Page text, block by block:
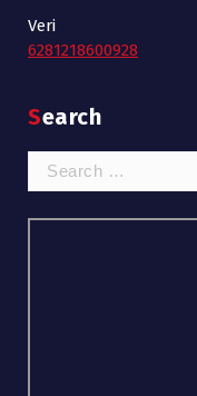
Veri
6281218600928
Search
Search
for: